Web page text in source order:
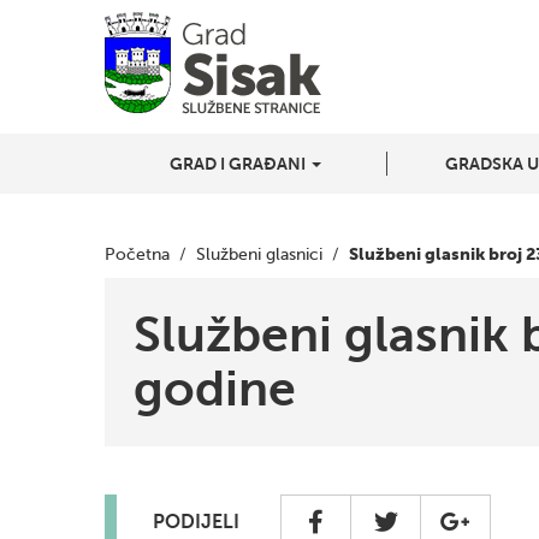
GRAD I GRAĐANI GRADSKA
Početna / Službeni glasnici / Službeni glasnik broj
Službeni glasnik
godine
PODIJELI